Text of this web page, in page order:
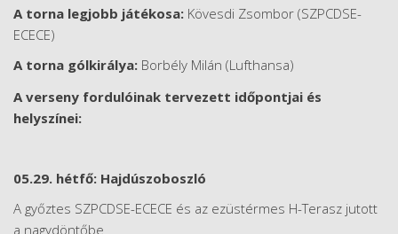
A torna legjobb játékosa: Kövesdi Zsombor (SZPCDSE-
ECECE)
A torna gólkirálya: Borbély Milán (Lufthansa)
A verseny fordulóinak tervezett időpontjai és
helyszínei:
05.29. hétfő: Hajdúszoboszló
A győztes SZPCDSE-ECECE és az ezüstérmes H-Terasz jutott
a nagydöntőbe